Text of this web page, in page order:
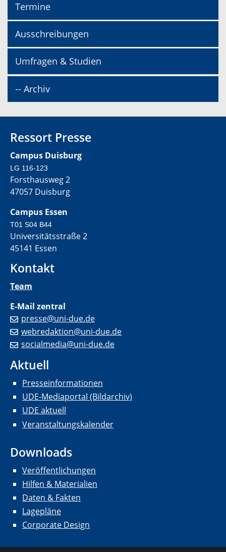
Termine
Ausschreibungen
Umfragen & Studien
-- Archiv
Ressort Presse
Campus Duisburg
LG 116-123
Forsthausweg 2
47057 Duisburg
Campus Essen
T01 S04 B44
Universitätsstraße 2
45141 Essen
Kontakt
Team
E-Mail zentral
presse@uni-due.de
webredaktion@uni-due.de
socialmedia@uni-due.de
Aktuell
Presseinformationen
UDE-Mediaportal (Bildarchiv)
UDE aktuell
Veranstaltungskalender
Downloads
Veröffentlichungen
Hilfen & Materialien
Daten & Fakten
Lagepläne
Corporate Design